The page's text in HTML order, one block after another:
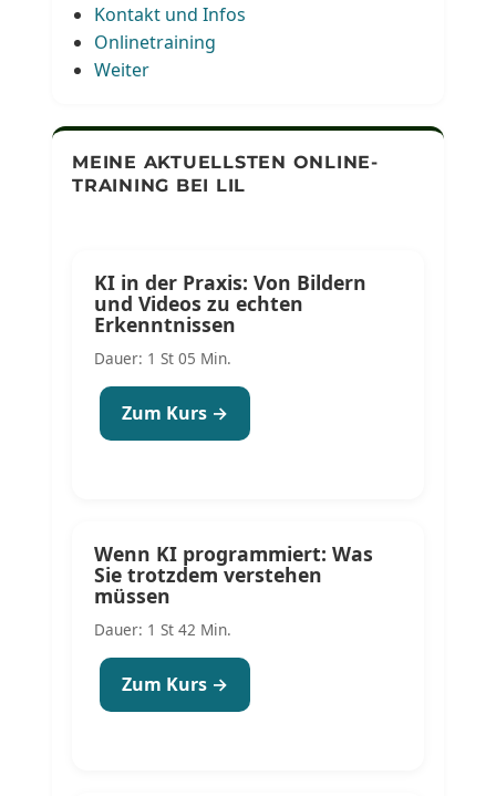
Kontakt und Infos
Onlinetraining
Weiter
MEINE AKTUELLSTEN ONLINE-
TRAINING BEI LIL
KI in der Praxis: Von Bildern
und Videos zu echten
Erkenntnissen
Dauer: 1 St 05 Min.
Zum Kurs →
Wenn KI programmiert: Was
Sie trotzdem verstehen
müssen
Dauer: 1 St 42 Min.
Zum Kurs →